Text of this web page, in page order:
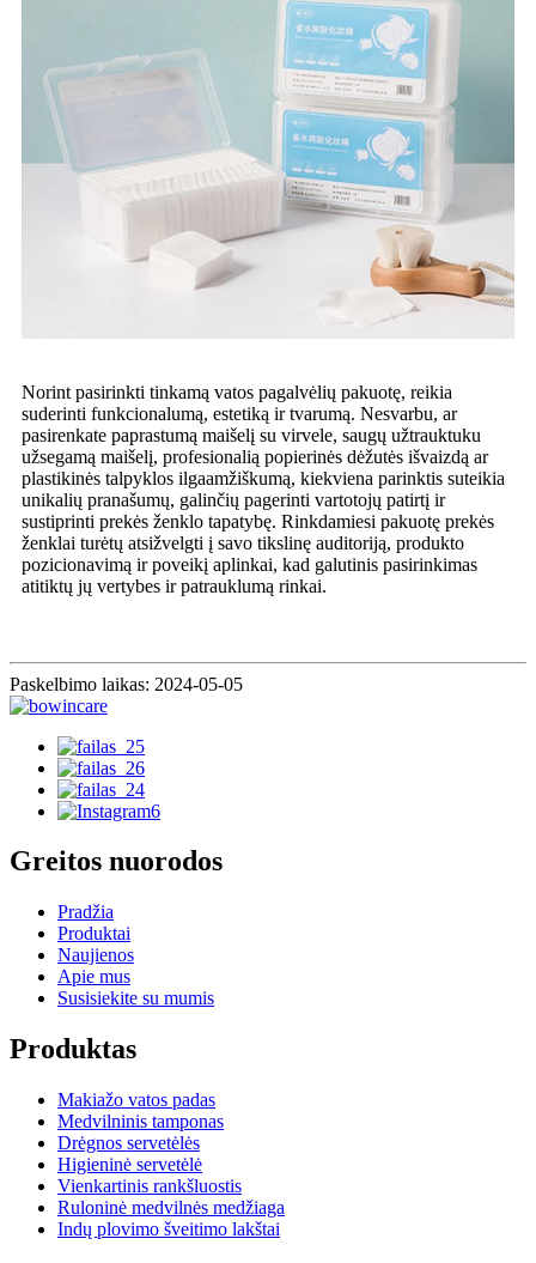
Norint pasirinkti tinkamą vatos pagalvėlių pakuotę, reikia
suderinti funkcionalumą, estetiką ir tvarumą. Nesvarbu, ar
pasirenkate paprastumą maišelį su virvele, saugų užtrauktuku
užsegamą maišelį, profesionalią popierinės dėžutės išvaizdą ar
plastikinės talpyklos ilgaamžiškumą, kiekviena parinktis suteikia
unikalių pranašumų, galinčių pagerinti vartotojų patirtį ir
sustiprinti prekės ženklo tapatybę. Rinkdamiesi pakuotę prekės
ženklai turėtų atsižvelgti į savo tikslinę auditoriją, produkto
pozicionavimą ir poveikį aplinkai, kad galutinis pasirinkimas
atitiktų jų vertybes ir patrauklumą rinkai.
Paskelbimo laikas: 2024-05-05
Greitos nuorodos
Pradžia
Produktai
Naujienos
Apie mus
Susisiekite su mumis
Produktas
Makiažo vatos padas
Medvilninis tamponas
Drėgnos servetėlės
Higieninė servetėlė
Vienkartinis rankšluostis
Ruloninė medvilnės medžiaga
Indų plovimo šveitimo lakštai